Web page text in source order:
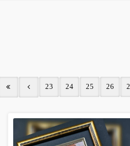
23 24 25 26